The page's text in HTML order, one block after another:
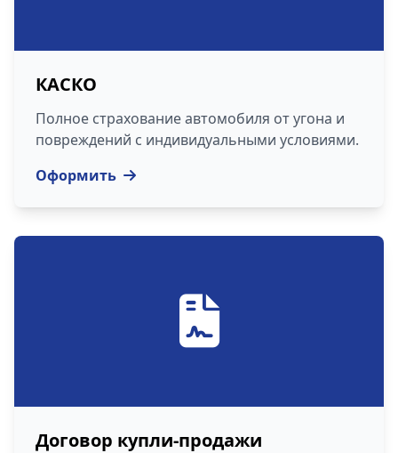
КАСКО
Полное страхование автомобиля от угона и
повреждений с индивидуальными условиями.
Оформить
Договор купли-продажи